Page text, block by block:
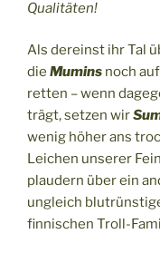
Qualitäten!
Als dereinst ihr Tal
die Mumins noch
retten – wenn
trägt, setzen wir
wenig höher ans
Leichen unserer
plaudern über ein
ungleich
finnischen Troll-